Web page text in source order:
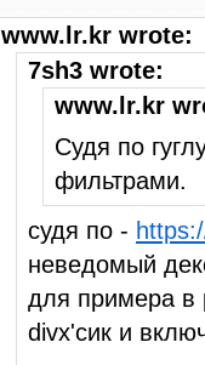
www.lr.kr wrote:
7sh3 wrote:
www.lr.kr
Судя по
фильтрами.
судя по -
неведомый
для примера в
divx'сик и